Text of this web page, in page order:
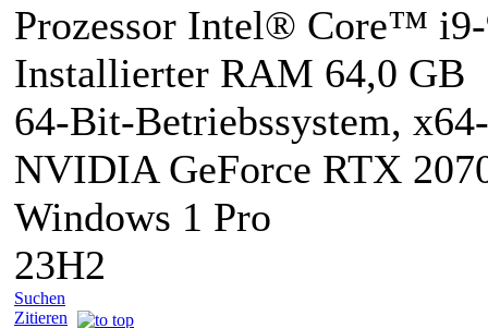
Prozessor Intel® Core™
Installierter RAM 64,0 GB
64-Bit-Betriebssystem,
NVIDIA GeForce RTX
Windows 1 Pro
23H2
Suchen
Zitieren